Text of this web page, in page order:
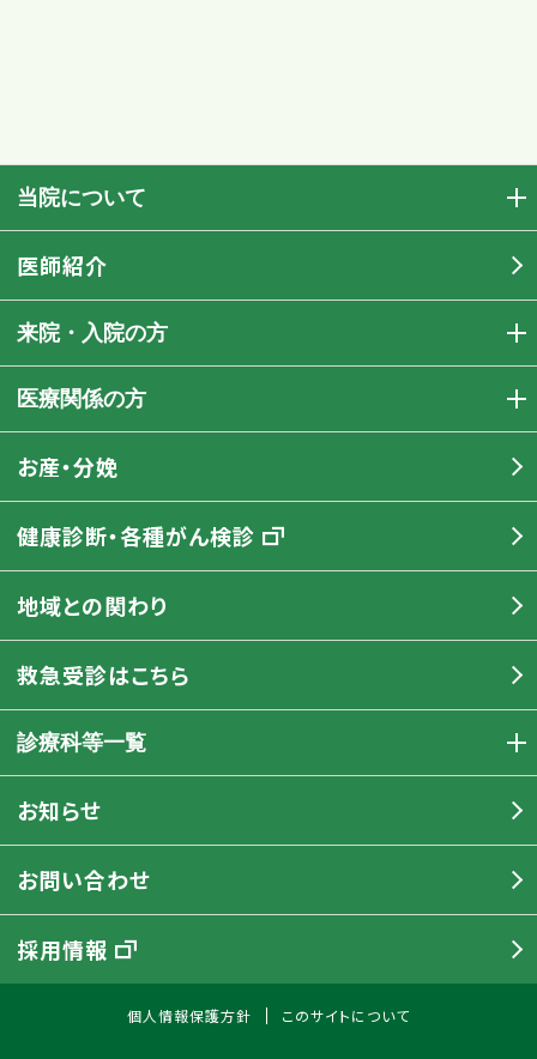
当院について
医師紹介
来院・入院の方
医療関係の方
お産・分娩
健康診断・各種がん検診
地域との関わり
救急受診はこちら
診療科等一覧
お知らせ
お問い合わせ
採用情報
個人情報保護方針 このサイトについて